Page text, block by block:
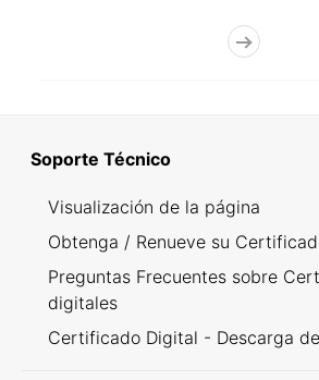
Soporte Técnico
Visualización de la página
Obtenga / Renueve su
Preguntas Frecuentes sobre
digitales
Certificado Digital - Descarga